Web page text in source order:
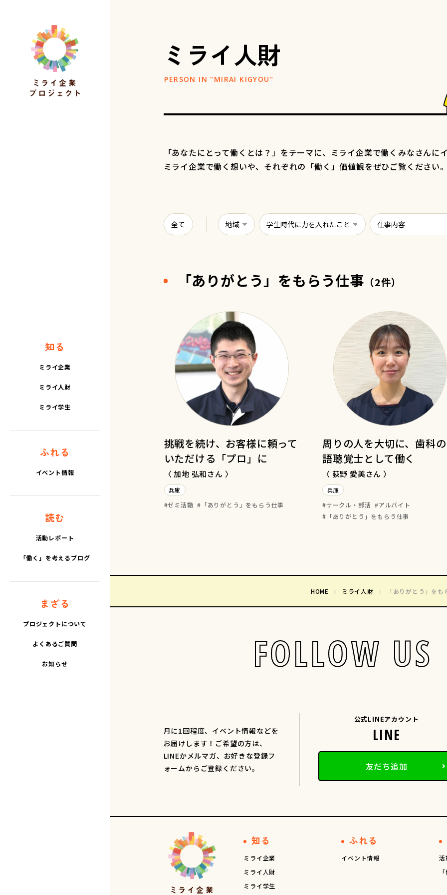
知る
ミライ企業
ミライ人財
ミライ学生
ふれる
イベント情報
読む
活動レポート
「働く」を考えるブログ
まざる
プロジェクトについて
よくあるご質問
お知らせ
ミライ人財
「あなたにとって働くとは？」をテーマに、ミライ企業で働くみなさんに
ミライ企業で働く想いや、それぞれの「働く」価値観をぜひご覧ください
全て
「ありがとう」をもらう仕事 （2件）
挑戦を続け、お客様に頼って
いただける「プロ」に
〈 加地 弘和さん 〉
兵庫
ゼミ活動 「ありがとう」をもらう仕事
周りの人を大切に、歯科
語聴覚士として働く
〈 荻野 愛美さん 〉
兵庫
サークル・部活
アルバイト
「ありがとう」をもらう仕事
HOME ミライ人財 「ありがとう」を
FOLLOW US
月に1回程度、イベント情報などを
お届けします！ご希望の方は、
LINEかメルマガ、お好きな登録フ
ォームからご登録ください。
公式LINEアカウント
友だち追加
知る
ミライ企業
ミライ人財
ミライ学生
ふれる
イベント情報
活